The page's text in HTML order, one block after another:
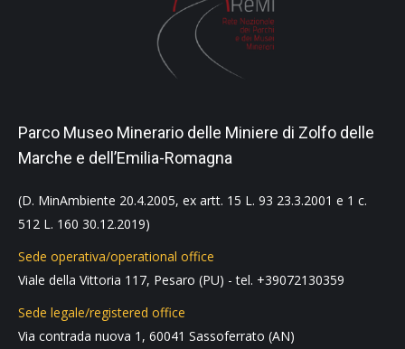
Parco Museo Minerario delle Miniere di Zolfo delle
Marche e dell’Emilia-Romagna
(D. MinAmbiente 20.4.2005, ex artt. 15 L. 93 23.3.2001 e 1 c.
512 L. 160 30.12.2019)
Sede operativa/operational office
Viale della Vittoria 117, Pesaro (PU) - tel. +39072130359
Sede legale/registered office
Via contrada nuova 1, 60041 Sassoferrato (AN)